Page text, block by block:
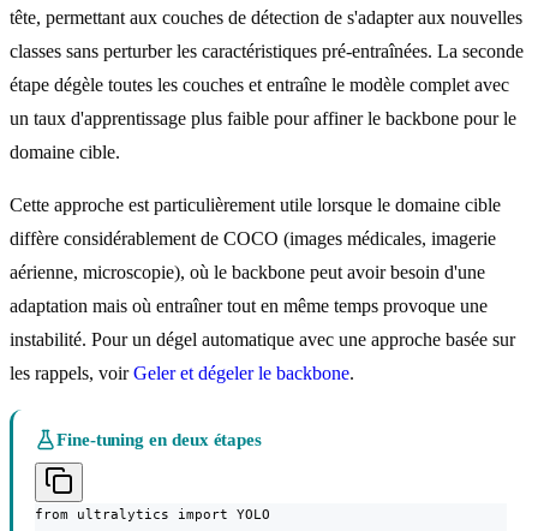
tête, permettant aux couches de détection de s'adapter aux nouvelles
classes sans perturber les caractéristiques pré-entraînées. La seconde
étape dégèle toutes les couches et entraîne le modèle complet avec
un taux d'apprentissage plus faible pour affiner le backbone pour le
domaine cible.
Cette approche est particulièrement utile lorsque le domaine cible
diffère considérablement de COCO (images médicales, imagerie
aérienne, microscopie), où le backbone peut avoir besoin d'une
adaptation mais où entraîner tout en même temps provoque une
instabilité. Pour un dégel automatique avec une approche basée sur
les rappels, voirGeler et dégeler le backbone.
Fine-tuning en deux étapes
from ultralytics import YOLO